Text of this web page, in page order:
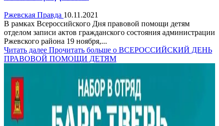
Ржевская Правда 10.11.2021
В рамках Всероссийского Дня правовой помощи детям
отделом записи актов гражданского состояния администрации
Ржевского района 19 ноября,...
Читать далее Прочитать больше о ВСЕРОССИЙСКИЙ ДЕНЬ
ПРАВОВОЙ ПОМОЩИ ДЕТЯМ